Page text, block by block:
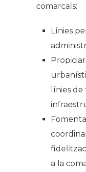
comarcals:
Línies
línies
a la